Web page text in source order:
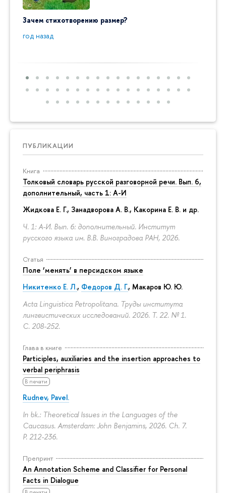
Зачем стихотворению размер?
год назад
ПУБЛИКАЦИИ
Книга
Толковый словарь русской разговорной речи. Вып. 6,
дополнительный, часть 1: А-И
Жидкова Е. Г., Занадворова А. В., Какорина Е. В. и др.
Ч. 1: А-И. Вып. 6: дополнительный. Институт
русского языка им. В.В. Виноградова РАН, 2026.
Статья
Поле ‘менять’ в персидском языке
Никитенко Е. Л., Федоров Д. Г., Макаров Ю. Ю.
Acta Linguistica Petropolitana. Труды института
лингвистических исследований. 2026. Т. 22. № 1.
С. 208-252.
Глава в книге
Participles, auxiliaries and the insertion approaches to
verbal periphrasis
В печати
Rudnev, Pavel.
In bk.: Theoretical Issues in the Languages of the
Caucasus. Amsterdam: John Benjamins, 2026. Ch. 7.
P. 212-236.
Препринт
An Annotation Scheme and Classifier for Personal
Facts in Dialogue